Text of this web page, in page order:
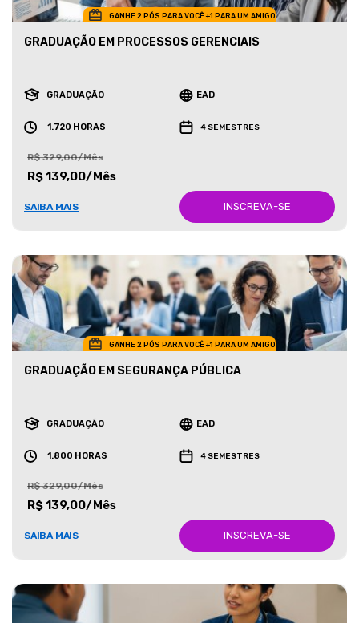
GANHE 2 PÓS PARA VOCÊ +1 PARA UM AMIGO
GRADUAÇÃO EM PROCESSOS GERENCIAIS
GRADUAÇÃO EAD
1.720 HORAS 4 SEMESTRES
R$ 329,00/Mês
R$ 139,00/Mês
SAIBA MAIS INSCREVA-SE
GANHE 2 PÓS PARA VOCÊ +1 PARA UM AMIGO
GRADUAÇÃO EM SEGURANÇA PÚBLICA
GRADUAÇÃO EAD
1.800 HORAS 4 SEMESTRES
R$ 329,00/Mês
R$ 139,00/Mês
SAIBA MAIS INSCREVA-SE